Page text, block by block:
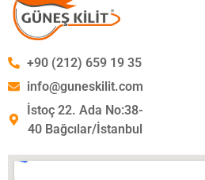
+90 (212) 659 19 35
info@guneskilit.com
İstoç 22. Ada No:38-
40 Bağcılar/İstanbul